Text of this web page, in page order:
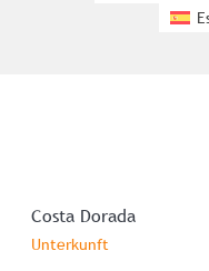
Costa Dorada
Unterkunft